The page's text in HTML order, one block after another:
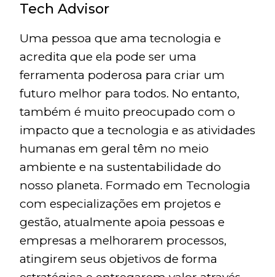
Tech Advisor
Uma pessoa que ama tecnologia e
acredita que ela pode ser uma
ferramenta poderosa para criar um
futuro melhor para todos. No entanto,
também é muito preocupado com o
impacto que a tecnologia e as atividades
humanas em geral têm no meio
ambiente e na sustentabilidade do
nosso planeta. Formado em Tecnologia
com especializações em projetos e
gestão, atualmente apoia pessoas e
empresas a melhorarem processos,
atingirem seus objetivos de forma